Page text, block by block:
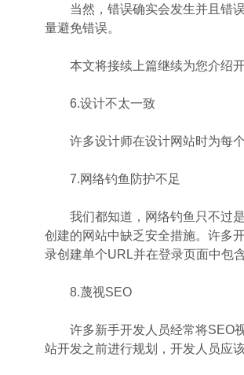
当然，错误确实会发生并且错误
量避免错误。
本文将接续上篇继续为您介绍开
6.设计不太一致
许多设计师在设计网站时为每个
7.网络钓鱼防护不足
我们都知道，网络钓鱼只不过是
创建的网站中缺乏安全措施。许多
录创建单个URL并在登录页面中包
8.蔑视SEO
许多新手开发人员经常将SEO视
站开发之前进行规划，开发人员应